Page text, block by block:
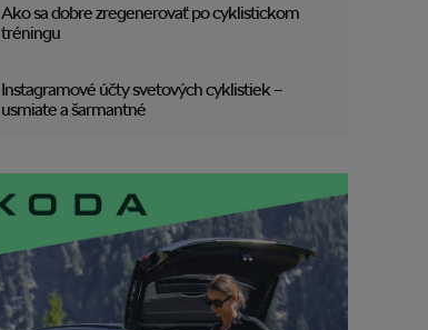
Ako sa dobre zregenerovať po cyklistickom
tréningu
Instagramové účty svetových cyklistiek –
usmiate a šarmantné